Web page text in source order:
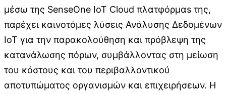
μέσω της SenseOne IoT Cloud πλατφόρμαs της,
παρέχει καινοτόμες λύσεις Ανάλυσης Δεδομένων
IoT για την παρακολούθηση και πρόβλεψη της
κατανάλωσης πόρων, συμβάλλοντας στη μείωση
του κόστους και του περιβαλλοντικού
αποτυπώματος οργανισμών και επιχειρήσεων. Η